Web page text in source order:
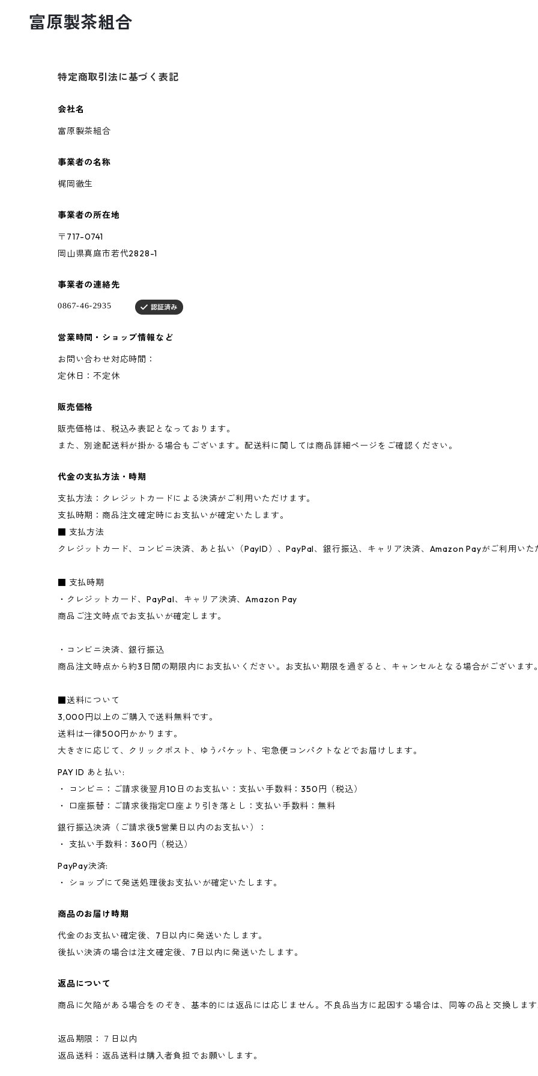
富原製茶組合
特定商取引法に基づく表記
会社名
富原製茶組合
事業者の名称
梶岡徹生
事業者の所在地
〒717-0741
岡山県真庭市若代2828-1
事業者の連絡先
営業時間・ショップ情報など
お問い合わせ対応時間：
定休日：不定休
販売価格
販売価格は、税込み表記となっております。
また、別途配送料が掛かる場合もございます。配送料に関しては商品詳細ページをご確認ください。
代金の支払方法・時期
支払方法：クレジットカードによる決済がご利用いただけます。
支払時期：商品注文確定時にお支払いが確定いたします。
■ 支払方法
クレジットカード、コンビニ決済、あと払い（PayID）、PayPal、銀行振込、キャリア決済、Amazon Payがご利用いた
■ 支払時期
・クレジットカード、PayPal、キャリア決済、Amazon Pay
商品ご注文時点でお支払いが確定します。
・コンビニ決済、銀行振込
商品注文時点から約3日間の期限内にお支払いください。お支払い期限を過ぎると、キャンセルとなる場合がございます。
■送料について
3,000円以上のご購入で送料無料です。
送料は一律500円かかります。
大きさに応じて、クリックポスト、ゆうパケット、宅急便コンパクトなどでお届けします。
PAY ID あと払い:
・ コンビニ：ご請求後翌月10日のお支払い：支払い手数料：350円（税込）
・ 口座振替：ご請求後指定口座より引き落とし：支払い手数料：無料
銀行振込決済（ご請求後5営業日以内のお支払い）：
・ 支払い手数料：360円（税込）
PayPay決済:
・ ショップにて発送処理後お支払いが確定いたします。
商品のお届け時期
代金のお支払い確定後、7日以内に発送いたします。
後払い決済の場合は注文確定後、7日以内に発送いたします。
返品について
商品に欠陥がある場合をのぞき、基本的には返品には応じません。不良品当方に起因する場合は、同等の品と交換します
返品期限：７日以内
返品送料：返品送料は購入者負担でお願いします。